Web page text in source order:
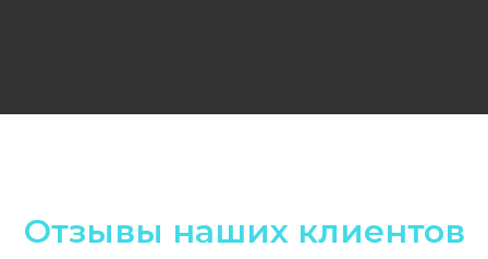
Отзывы наших клиентов